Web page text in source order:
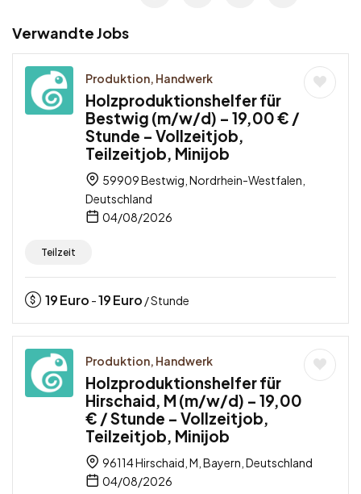
Verwandte Jobs
Produktion, Handwerk
Holzproduktionshelfer für
Bestwig (m/w/d) – 19,00 € /
Stunde – Vollzeitjob,
Teilzeitjob, Minijob
59909 Bestwig, Nordrhein-Westfalen,
Deutschland
04/08/2026
Teilzeit
19Euro -19Euro / Stunde
Produktion, Handwerk
Holzproduktionshelfer für
Hirschaid, M (m/w/d) – 19,00
€ / Stunde – Vollzeitjob,
Teilzeitjob, Minijob
96114 Hirschaid, M, Bayern, Deutschland
04/08/2026